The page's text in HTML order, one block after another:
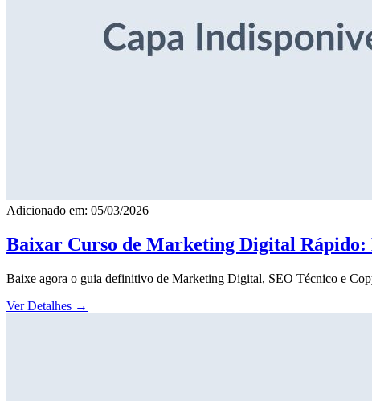
Adicionado em: 05/03/2026
Baixar Curso de Marketing Digital Rápido:
Baixe agora o guia definitivo de Marketing Digital, SEO Técnico e
Ver Detalhes →